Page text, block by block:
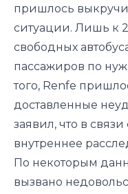
пришлось
ситуации. Лишь к
свободных
пассажиров по
того, Renfe
доставленные
заявил, что в
внутреннее
По некоторым
вызвано